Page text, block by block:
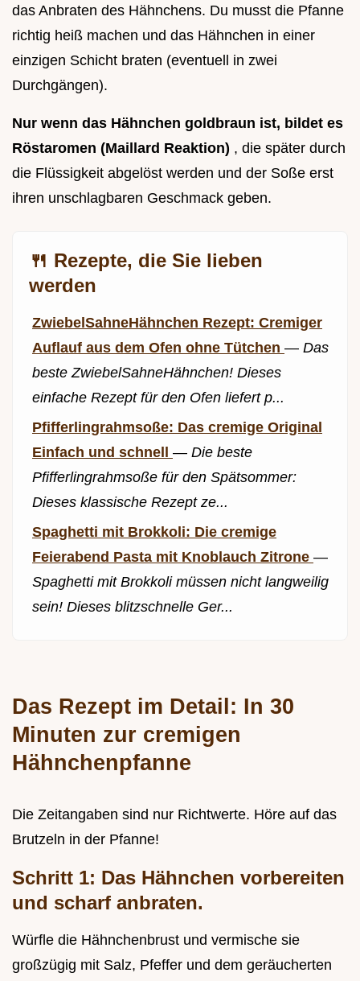
das Anbraten des Hähnchens. Du musst die Pfanne
richtig heiß machen und das Hähnchen in einer
einzigen Schicht braten (eventuell in zwei
Durchgängen).
Nur wenn das Hähnchen goldbraun ist, bildet es
Röstaromen (Maillard Reaktion) , die später durch
die Flüssigkeit abgelöst werden und der Soße erst
ihren unschlagbaren Geschmack geben.
🍴 Rezepte, die Sie lieben
werden
ZwiebelSahneHähnchen Rezept: Cremiger
Auflauf aus dem Ofen ohne Tütchen — Das
beste ZwiebelSahneHähnchen! Dieses
einfache Rezept für den Ofen liefert p...
Pfifferlingrahmsoße: Das cremige Original
Einfach und schnell — Die beste
Pfifferlingrahmsoße für den Spätsommer:
Dieses klassische Rezept ze...
Spaghetti mit Brokkoli: Die cremige
Feierabend Pasta mit Knoblauch Zitrone —
Spaghetti mit Brokkoli müssen nicht langweilig
sein! Dieses blitzschnelle Ger...
Das Rezept im Detail: In 30
Minuten zur cremigen
Hähnchenpfanne
Die Zeitangaben sind nur Richtwerte. Höre auf das
Brutzeln in der Pfanne!
Schritt 1: Das Hähnchen vorbereiten
und scharf anbraten.
Würfle die Hähnchenbrust und vermische sie
großzügig mit Salz, Pfeffer und dem geräucherten